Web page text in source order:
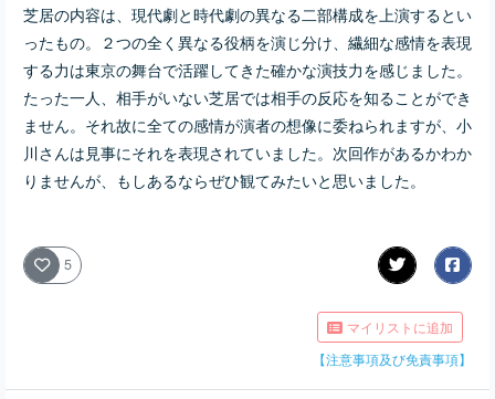
芝居の内容は、現代劇と時代劇の異なる二部構成を上演するとい
ったもの。２つの全く異なる役柄を演じ分け、繊細な感情を表現
する力は東京の舞台で活躍してきた確かな演技力を感じました。
たった一人、相手がいない芝居では相手の反応を知ることができ
ません。それ故に全ての感情が演者の想像に委ねられますが、小
川さんは見事にそれを表現されていました。次回作があるかわか
りませんが、もしあるならぜひ観てみたいと思いました。
5
マイリストに追加
【注意事項及び免責事項】